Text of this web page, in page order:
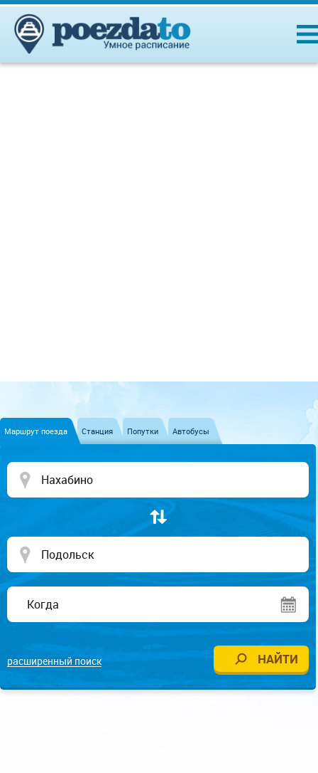
Маршрут поезда Станция Попутки Автобусы
расширенный поиск